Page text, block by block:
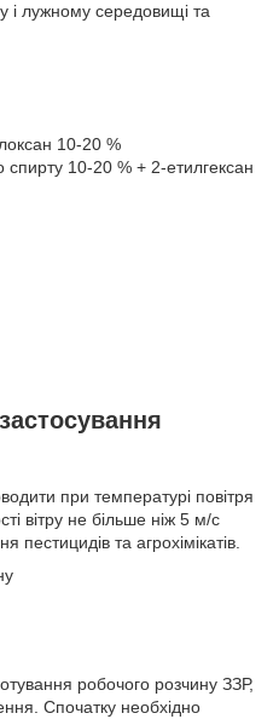
і лужному середовищі та
10-20 %
спирту 10-20 % + 2-етилгексан
при температурі повітря
вітру не більше ніж 5 м/с
пестицидів та агрохімікатів.
робочого розчину ЗЗР,
Спочатку необхідно